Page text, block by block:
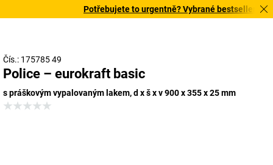
Potřebujete to urgentně? Vybrané bestsellery
Čís.: 175785 49
Police – eurokraft basic
s práškovým vypalovaným lakem, d x š x v 900 x 355 x 25 mm